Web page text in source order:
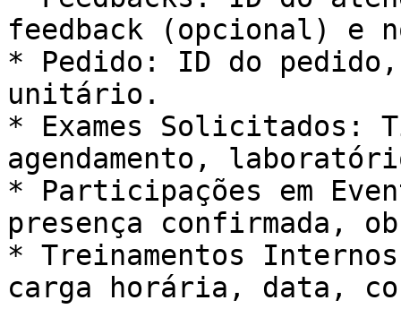
feedback (opcional) e
* Pedido: ID do
unitário.
* Exames Solicitados:
agendamento,
* Participações em
presença confirmada,
* Treinamentos
carga horária, data,